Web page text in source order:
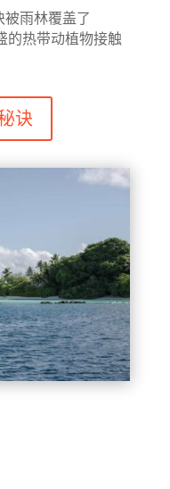
雨林覆盖了
的热带动植物接触
诀